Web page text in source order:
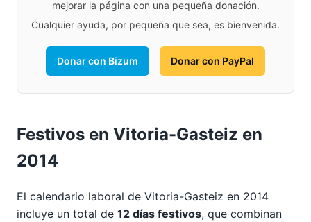
mejorar la página con una pequeña donación.
Cualquier ayuda, por pequeña que sea, es bienvenida.
Donar con Bizum Donar con PayPal
Festivos en Vitoria-Gasteiz en
2014
El calendario laboral de Vitoria-Gasteiz en 2014
incluye un total de 12 días festivos, que combinan